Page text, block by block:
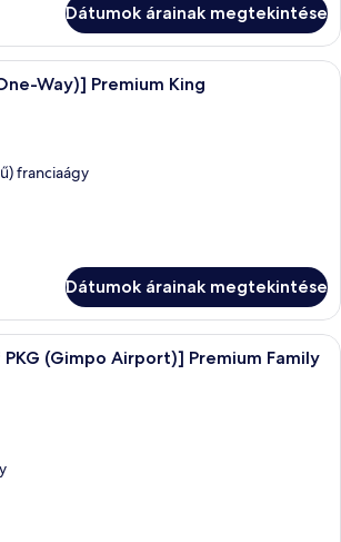
Dátumok árainak megtekintése
Egy szállodai szoba, amelyben egy
Way)] Premium King
franciaágy
Dátumok árainak megtekintése
Egy szállodai szoba két nagy ággyal,
(Gimpo Airport)] Premium Family